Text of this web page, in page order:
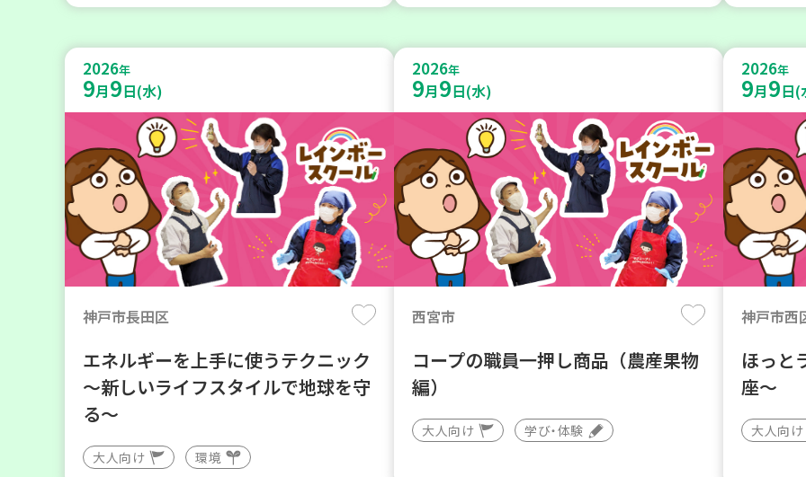
2026年
9月9日(水)
神戸市長田区
エネルギーを上手に使うテクニック
～新しいライフスタイルで地球を守
る～
大人向け 環境
2026年
9月9日(水)
西宮市
コープの職員一押し商品（農産果物
編）
大人向け 学び・体験
2026年
9月9日(
神戸市西
ほっと
座～
大人向け